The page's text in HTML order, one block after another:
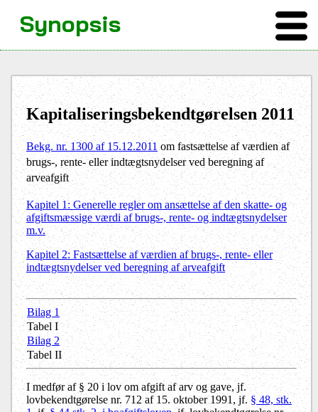
Kapitaliseringsbekendtgørelsen 2011
Bekg. nr. 1300 af 15.12.2011 om fastsættelse af værdien af
brugs-, rente- eller indtægtsnydelser ved beregning af
arveafgift
Kapitel 1: Generelle regler om ansættelse af den skatte- og
afgiftsmæssige værdi af brugs-, rente- og indtægtsnydelser
m.v.
Kapitel 2: Fastsættelse af værdien af brugs-, rente- eller
indtægtsnydelser ved beregning af arveafgift
Bilag 1
Tabel I
Bilag 2
Tabel II
I medfør af § 20 i lov om afgift af arv og gave, jf.
lovbekendtgørelse nr. 712 af 15. oktober 1991, jf. § 48, stk.
Synopsis